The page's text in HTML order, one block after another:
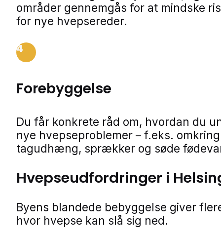
områder gennemgås for at mindske
for nye hvepsereder.
4
Forebyggelse
Du får konkrete råd om, hvordan du
nye hvepseproblemer – f.eks.
tagudhæng, sprækker og søde
Hvepseudfordringer i
Byens blandede bebyggelse giver
hvor hvepse kan slå sig ned.